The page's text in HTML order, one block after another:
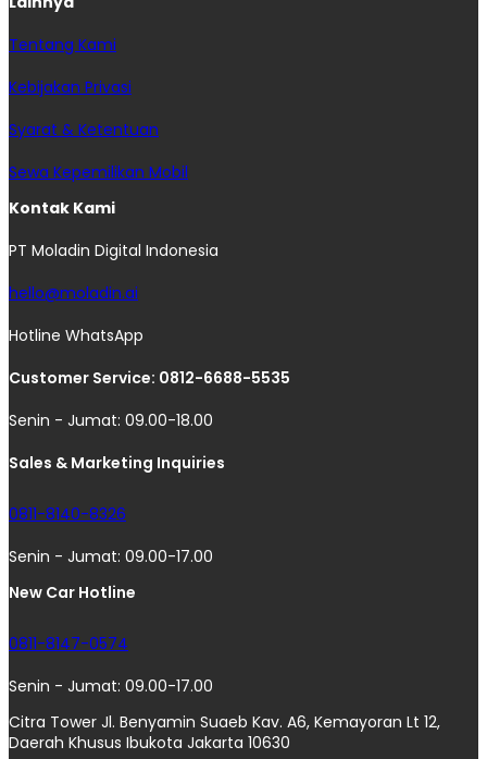
Tentang Kami
Kebijakan Privasi
Syarat & Ketentuan
Sewa Kepemilikan Mobil
Kontak Kami
PT Moladin Digital Indonesia
hello@moladin.ai
Hotline WhatsApp
Customer Service: 0812-6688-5535
Senin - Jumat: 09.00-18.00
Sales & Marketing Inquiries
0811-8140-8326
Senin - Jumat: 09.00-17.00
New Car Hotline
0811-8147-0574
Senin - Jumat: 09.00-17.00
Citra Tower Jl. Benyamin Suaeb Kav. A6, Kemayoran Lt 12,
Daerah Khusus Ibukota Jakarta 10630